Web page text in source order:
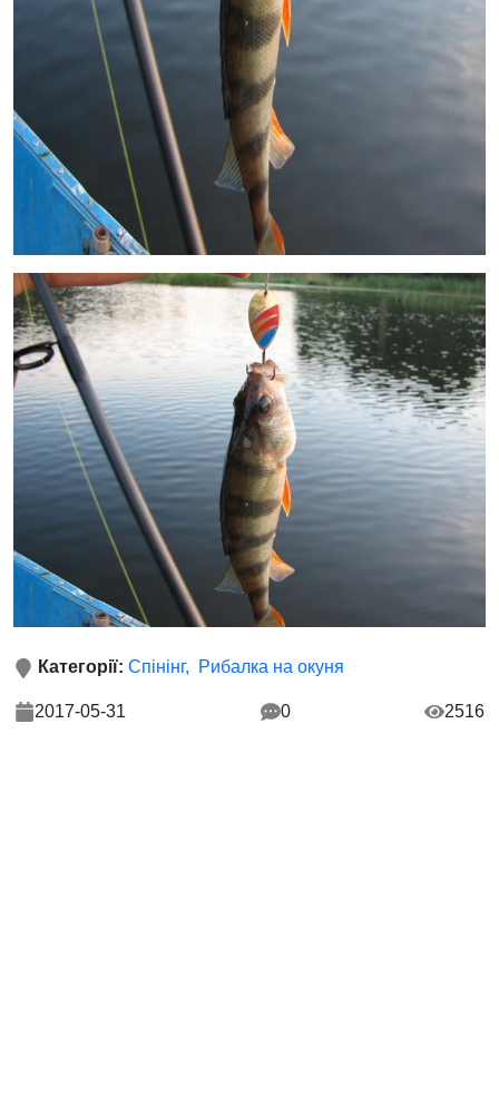
Категорії: Спінінг Рибалка на окуня
2017-05-31 0 2516